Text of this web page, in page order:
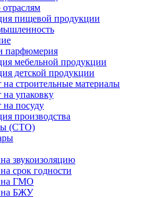
пищевой продукции
парфюмерия
мебельной продукции
детской продукции
строительные материалы
упаковку
посуду
производства
(СТО)
звукоизоляцию
срок годности
на ГМО
на БЖУ